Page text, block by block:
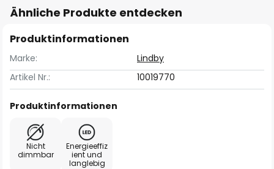
Ähnliche Produkte entdecken
Produktinformationen
Marke:
Lindby
Artikel Nr.:
10019770
Produktinformationen
Nicht
dimmbar
Energieeffiz
ient und
langlebig